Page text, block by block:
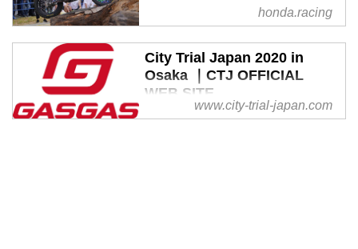
てきました。今回は海の向こうに
関西空港が見える泉南ロングパー
クでの開催。全日本選手権の1戦
としての開催は、今回が初めてで
honda.racing
City Trial Japan 2020 in
Osaka ｜CTJ OFFICIAL
WEB SITE
City Trial Japan in Osakaの公式
www.city-trial-japan.com